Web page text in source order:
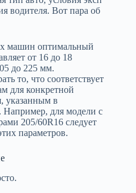
водителя. Вот пара об
машин оптимальный
от 16 до 18
до 225 мм.
то, что соответствует
для конкретной
указанным в
Например, для модели с
205/60R16 следует
параметров.